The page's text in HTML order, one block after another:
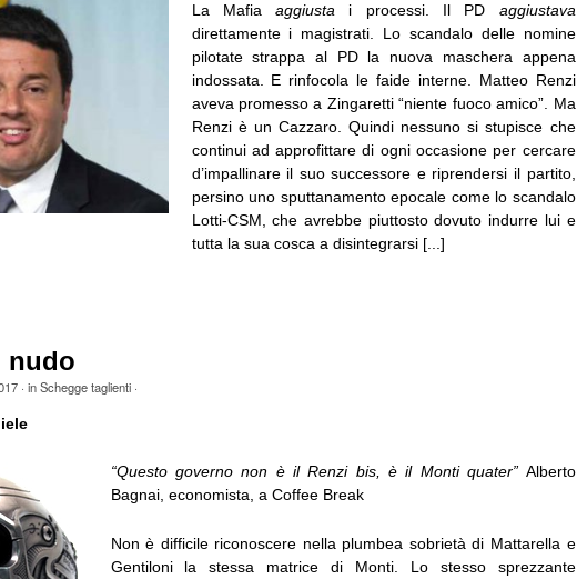
La Mafiaaggiusta i processi. Il PD aggiustava
direttamente i magistrati. Lo scandalo delle nomine
pilotate strappa al PD la nuova maschera appena
indossata. E rinfocola le faide interne. Matteo Renzi
aveva promesso a Zingaretti “niente fuoco amico”. Ma
Renzi è un Cazzaro. Quindi nessuno si stupisce che
continui ad approfittare di ogni occasione per cercare
d’impallinare il suo successore e riprendersi il partito,
persino uno sputtanamento epocale come lo scandalo
Lotti-CSM, che avrebbe piuttosto dovuto indurre lui e
tutta la sua cosca a disintegrarsi [...]
nudo
· inSchegge taglienti·
“Questo governo non è il Renzi bis, è il Monti quater” Alberto
Bagnai, economista, a Coffee Break
Non è difficile riconoscere nella plumbea sobrietà di Mattarella e
Gentiloni la stessa matrice di Monti. Lo stesso sprezzante